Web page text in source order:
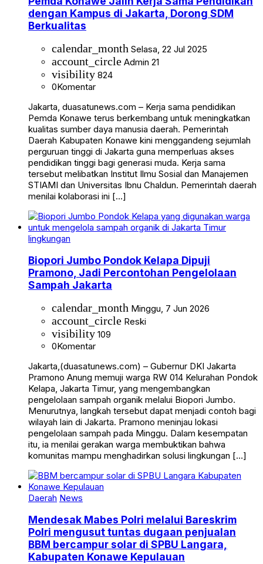
dengan Kampus di Jakarta, Dorong SDM
Berkualitas
calendar_month Selasa, 22 Jul 2025
account_circle Admin 21
visibility 824
0Komentar
Jakarta, duasatunews.com – Kerja sama pendidikan
Pemda Konawe terus berkembang untuk meningkatkan
kualitas sumber daya manusia daerah. Pemerintah
Daerah Kabupaten Konawe kini menggandeng sejumlah
perguruan tinggi di Jakarta guna memperluas akses
pendidikan tinggi bagi generasi muda. Kerja sama
tersebut melibatkan Institut Ilmu Sosial dan Manajemen
STIAMI dan Universitas Ibnu Chaldun. Pemerintah daerah
menilai kolaborasi ini […]
lingkungan
Biopori Jumbo Pondok Kelapa Dipuji
Pramono, Jadi Percontohan Pengelolaan
Sampah Jakarta
calendar_month Minggu, 7 Jun 2026
account_circle Reski
visibility 109
0Komentar
Jakarta,(duasatunews.com) – Gubernur DKI Jakarta
Pramono Anung memuji warga RW 014 Kelurahan Pondok
Kelapa, Jakarta Timur, yang mengembangkan
pengelolaan sampah organik melalui Biopori Jumbo.
Menurutnya, langkah tersebut dapat menjadi contoh bagi
wilayah lain di Jakarta. Pramono meninjau lokasi
pengelolaan sampah pada Minggu. Dalam kesempatan
itu, ia menilai gerakan warga membuktikan bahwa
komunitas mampu menghadirkan solusi lingkungan […]
Daerah News
Mendesak Mabes Polri melalui Bareskrim
Polri mengusut tuntas dugaan penjualan
BBM bercampur solar di SPBU Langara,
Kabupaten Konawe Kepulauan